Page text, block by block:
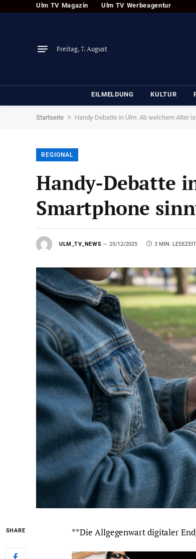
Ulm TV Magazin Ulm TV Werbeagentur
Freitag, 7. August
EILMELDUNG KULTUR
Startseite » Handy-Debatte in Ulm: Ab welchem Alter
REGIONAL
Handy-Debatte
Smartphone
ULM_TV_NEWS 25/12/2025 3 MIN. LESEZEIT
SHARE **Die Allgegenwart digitaler